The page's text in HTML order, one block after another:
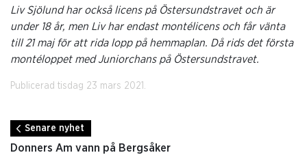
Liv Sjölund har också licens på Östersundstravet och är
under 18 år, men Liv har endast montélicens och får vänta
till 21 maj för att rida lopp på hemmaplan. Då rids det första
montéloppet med Juniorchans på Östersundstravet.
Publicerad tisdag 23 mars 2021.
Senare nyhet
Donners Am vann på Bergsåker